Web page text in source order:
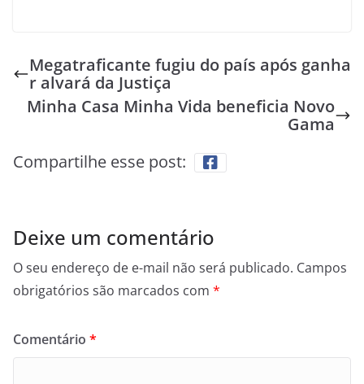
Megatraficante fugiu do país após ganha
r alvará da Justiça
Minha Casa Minha Vida beneficia Novo
Gama
Compartilhe esse post:
Deixe um comentário
O seu endereço de e-mail não será publicado. Campos
obrigatórios são marcados com *
Comentário *